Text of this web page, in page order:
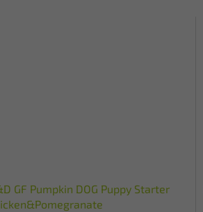
GF Pumpkin DOG Puppy Starter